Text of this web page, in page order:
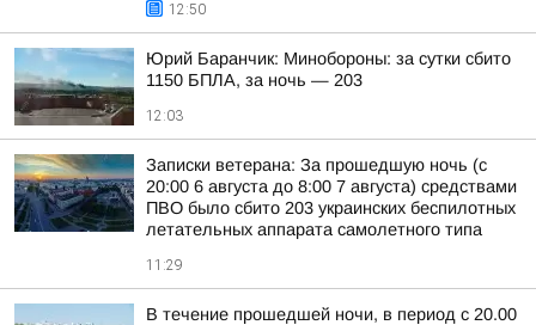
12:50
Юрий Баранчик: Минобороны: за сутки сбито
1150 БПЛА, за ночь — 203
12:03
Записки ветерана: За прошедшую ночь (с
20:00 6 августа до 8:00 7 августа) средствами
ПВО было сбито 203 украинских беспилотных
летательных аппарата самолетного типа
11:29
В течение прошедшей ночи, в период с 20.00